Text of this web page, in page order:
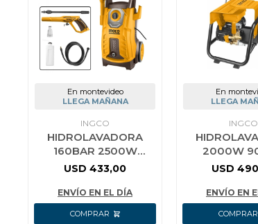
En montevideo
LLEGA MAÑANA
INGCO
HIDROLAVADORA
160BAR 2500W
MOTOR INDUCCION
USD 433,00
ENVÍO EN EL DÍA
En
LLEGA
INGCO
2000W
INDUCCION
USD
ENVÍO EN